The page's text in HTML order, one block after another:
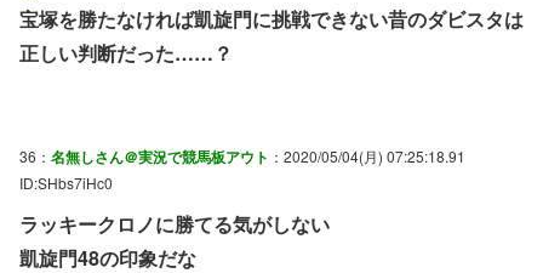
宝塚を勝たなければ凱旋門に挑戦できない昔のダビスタは
正しい判断だった……？
36： 名無しさん＠実況で競馬板アウト ：2020/05/04(月) 07:25:18.91
ID:SHbs7iHc0
ラッキークロノに勝てる気がしない
凱旋門48の印象だな